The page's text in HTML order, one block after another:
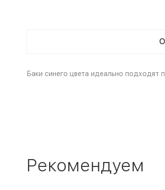
Баки синего цвета идеально
Рекомендуем